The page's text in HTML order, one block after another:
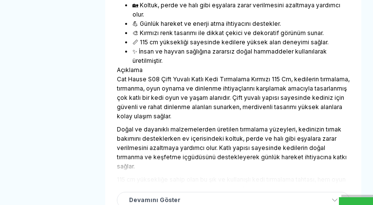
🏡 Koltuk, perde ve halı gibi eşyalara zarar verilmesini azaltmaya yardımcı
olur.
💪 Günlük hareket ve enerji atma ihtiyacını destekler.
🎨 Kırmızı renk tasarımı ile dikkat çekici ve dekoratif görünüm sunar.
📏 115 cm yüksekliği sayesinde kedilere yüksek alan deneyimi sağlar.
✨ İnsan ve hayvan sağlığına zararsız doğal hammaddeler kullanılarak
üretilmiştir.
Açıklama
Cat Hause S08 Çift Yuvalı Katlı Kedi Tırmalama Kırmızı 115 Cm, kedilerin tırmalama,
tırmanma, oyun oynama ve dinlenme ihtiyaçlarını karşılamak amacıyla tasarlanmış
çok katlı bir kedi oyun ve yaşam alanıdır. Çift yuvalı yapısı sayesinde kediniz için
güvenli ve rahat dinlenme alanları sunarken, merdivenli tasarımı yüksek alanlara
kolay ulaşım sağlar.
Doğal ve dayanıklı malzemelerden üretilen tırmalama yüzeyleri, kedinizin tırnak
bakımını desteklerken ev içerisindeki koltuk, perde ve halı gibi eşyalara zarar
verilmesini azaltmaya yardımcı olur. Katlı yapısı sayesinde kedilerin doğal
tırmanma ve keşfetme içgüdüsünü destekleyerek günlük hareket ihtiyacına katkı
sağlar.
oluşturur.Devamını Göster